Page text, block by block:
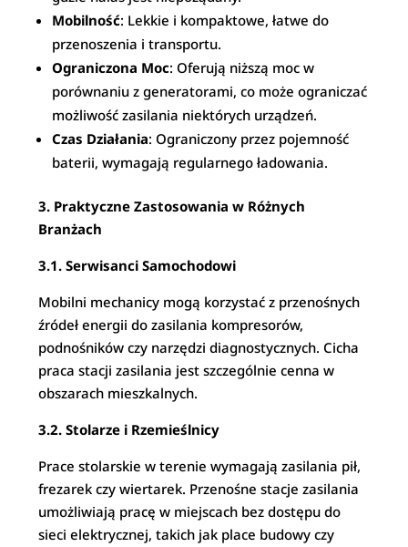
Mobilność: Lekkie i kompaktowe, łatwe do
przenoszenia i transportu.
Ograniczona Moc: Oferują niższą moc w
porównaniu z generatorami, co może ograniczać
możliwość zasilania niektórych urządzeń.
Czas Działania: Ograniczony przez pojemność
baterii, wymagają regularnego ładowania.
3. Praktyczne Zastosowania w Różnych
Branżach
3.1. Serwisanci Samochodowi
Mobilni mechanicy mogą korzystać z przenośnych
źródeł energii do zasilania kompresorów,
podnośników czy narzędzi diagnostycznych. Cicha
praca stacji zasilania jest szczególnie cenna w
obszarach mieszkalnych.
3.2. Stolarze i Rzemieślnicy
Prace stolarskie w terenie wymagają zasilania pił,
frezarek czy wiertarek. Przenośne stacje zasilania
umożliwiają pracę w miejscach bez dostępu do
sieci elektrycznej, takich jak place budowy czy